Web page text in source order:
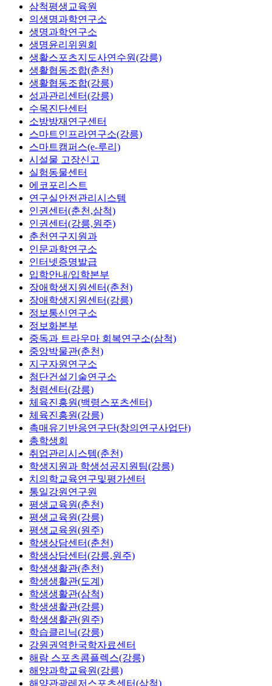
삼척평생교육원
의생명과학연구소
생명과학연구소
생명윤리위원회
생활스포츠지도사연수원(강릉)
생활협동조합(춘천)
생활협동조합(강릉)
성과관리센터(강릉)
수목진단센터
소방방재연구센터
스마트인프라연구소(강릉)
스마트캠퍼스(e-루리)
시설물 고장신고
실험동물센터
에코포리스트
연구실안전관리시스템
인권센터(춘천,삼척)
인권센터(강릉,원주)
춘천연구지원과
인문과학연구소
인터넷증명발급
입학안내/입학본부
장애학생지원센터(춘천)
장애학생지원센터(강릉)
정보통신연구소
정보화본부
중독과 트라우마 회복연구소(삼척)
중앙박물관(춘천)
지구자원연구소
첨단건설기술연구소
청렴센터(강릉)
체육진흥원(백령스포츠센터)
체육진흥원(강릉)
촉매유기반응연구단(창의연구사업단)
총학생회
취업관리시스템(춘천)
학생지원과 학생성공지원팀(강릉)
치의학교육연구및평가센터
통일강원연구원
평생교육원(춘천)
평생교육원(강릉)
평생교육원(원주)
학생상담센터(춘천)
학생상담센터(강릉,원주)
학생생활관(춘천)
학생생활관(도계)
학생생활관(삼척)
학생생활관(강릉)
학생생활관(원주)
학습클리닉(강릉)
강원권역한국학자료센터
해람 스포츠콤플렉스(강릉)
해양과학교육원(강릉)
해양관광레저스포츠센터(삼척)